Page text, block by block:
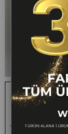
Extra Bol Paça
30267
₺3.000,00